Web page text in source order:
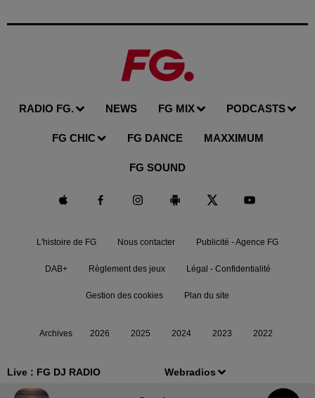
Live : FG DJ RADIO Webradios
RADIO FG. NEWS FG MIX PODCASTS
FG CHIC FG DANCE MAXXIMUM
FG SOUND
L'histoire de FG Nous contacter Publicité - Agence FG
DAB+ Règlement des jeux Légal - Confidentialité
Gestion des cookies Plan du site
Archives 2026 2025 2024 2023 2022